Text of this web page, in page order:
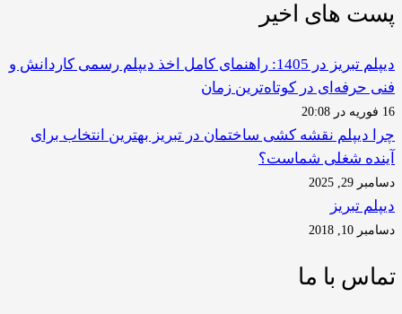
پست های اخیر
دیپلم تبریز در 1405: راهنمای کامل اخذ دیپلم رسمی کاردانش و
فنی حرفه‌ای در کوتاه‌ترین زمان
16 فوریه در 20:08
چرا دیپلم نقشه کشی ساختمان در تبریز بهترین انتخاب برای
آینده شغلی شماست؟
دسامبر 29, 2025
دیپلم تبریز
دسامبر 10, 2018
تماس با ما